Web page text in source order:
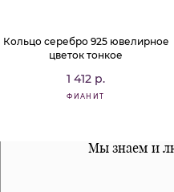
Кольцо серебро 925 ювелирное
цветок тонкое
1 412 р.
ФИАНИТ
Мы знаем и
Все нашиПримерка